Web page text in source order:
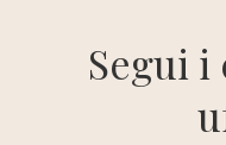
Segui i